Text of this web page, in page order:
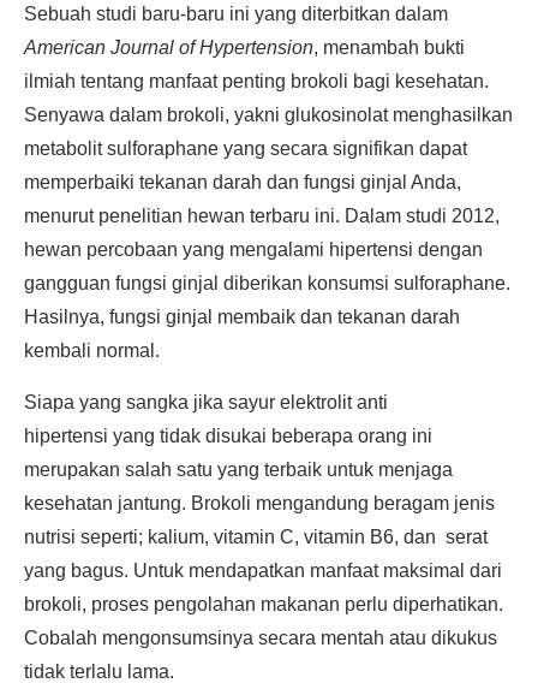
Sebuah studi baru-baru ini yang diterbitkan dalam
American Journal of Hypertension, menambah bukti
ilmiah tentang manfaat penting brokoli bagi kesehatan.
Senyawa dalam brokoli, yakni glukosinolat menghasilkan
metabolit sulforaphane yang secara signifikan dapat
memperbaiki tekanan darah dan fungsi ginjal Anda,
menurut penelitian hewan terbaru ini. Dalam studi 2012,
hewan percobaan yang mengalami hipertensi dengan
gangguan fungsi ginjal diberikan konsumsi sulforaphane.
Hasilnya, fungsi ginjal membaik dan tekanan darah
kembali normal.
Siapa yang sangka jika sayur elektrolit anti
hipertensi yang tidak disukai beberapa orang ini
merupakan salah satu yang terbaik untuk menjaga
kesehatan jantung. Brokoli mengandung beragam jenis
nutrisi seperti; kalium, vitamin C, vitamin B6, dan serat
yang bagus. Untuk mendapatkan manfaat maksimal dari
brokoli, proses pengolahan makanan perlu diperhatikan.
Cobalah mengonsumsinya secara mentah atau dikukus
tidak terlalu lama.